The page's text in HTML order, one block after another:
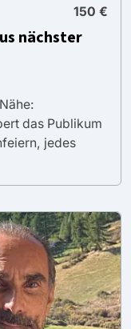
150 €
nächster
das Publikum
jedes